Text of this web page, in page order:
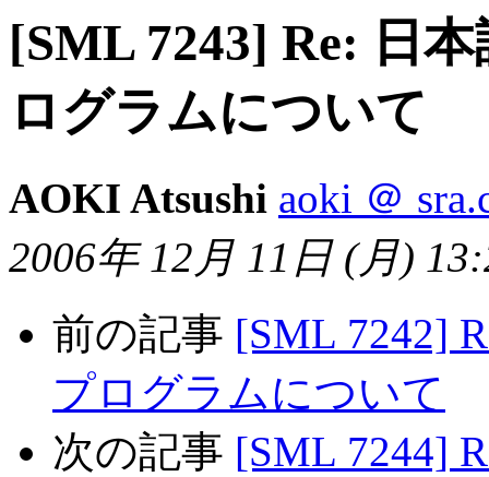
[SML 7243] Re: 日
ログラムについて
AOKI Atsushi aoki ＠
2006年 12月 11日 (月)
前の記事 [SML 7242]
プログラムについて
次の記事 [SML 7244]